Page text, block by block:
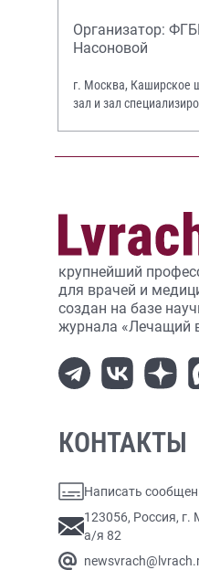
Организатор:
Насоновой
г. Москва, Каширское
зал и зал
крупнейший
для врачей и
создан на базе
журнала «Лечащий
КОНТАКТЫ
Написать
123056, Россия, г.
а/я 82